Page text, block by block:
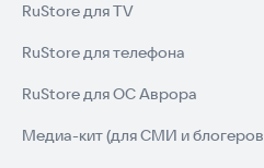
RuStore для TV
RuStore для телефона
RuStore для ОС Аврора
Медиа-кит (для СМИ и